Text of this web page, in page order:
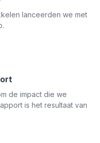
lanceerden we met
de impact die we
is het resultaat van